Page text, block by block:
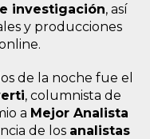
investigación, así
y producciones
de la noche fue el
, columnista de
a Mejor Analista
de los analistas